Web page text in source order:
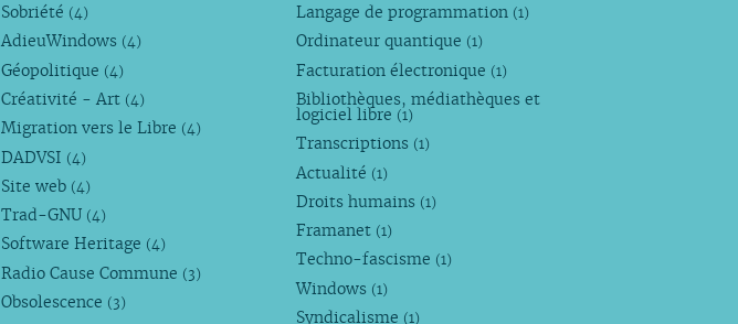
Sobriété (4)
AdieuWindows (4)
Géopolitique (4)
Créativité - Art (4)
Migration vers le Libre (4)
DADVSI (4)
Site web (4)
Trad-GNU (4)
Software Heritage (4)
Radio Cause Commune (3)
Obsolescence (3)
Langage de programmation (1)
Ordinateur quantique (1)
Facturation électronique (1)
Bibliothèques, médiathèques et
logiciel libre (1)
Transcriptions (1)
Actualité (1)
Droits humains (1)
Framanet (1)
Techno-fascisme (1)
Windows (1)
Syndicalisme (1)